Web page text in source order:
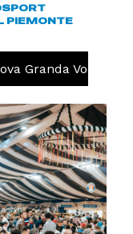
SPORT
PIEMONTE
Volley